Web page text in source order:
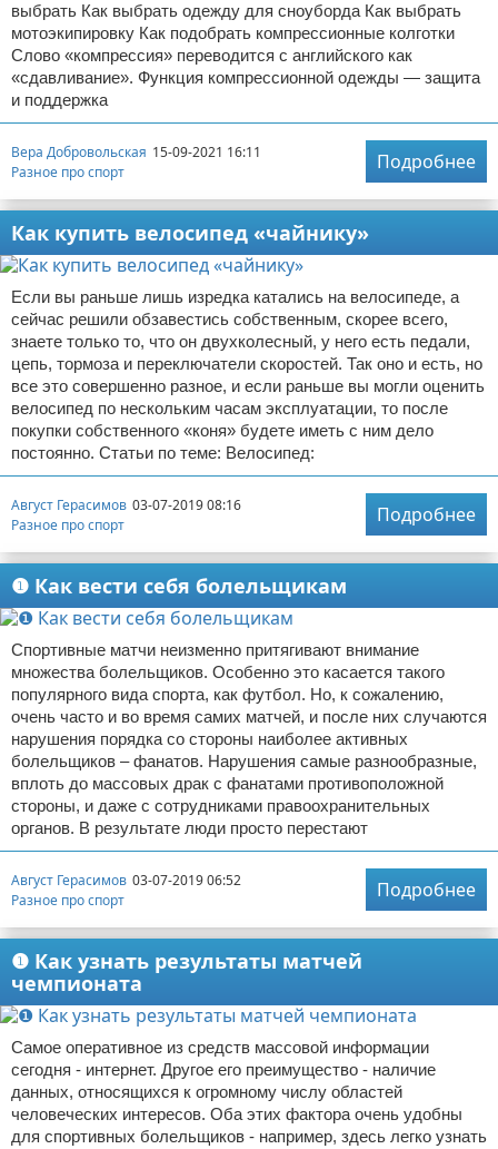
выбрать Как выбрать одежду для сноуборда Как выбрать
мотоэкипировку Как подобрать компрессионные колготки
Слово «компрессия» переводится с английского как
«сдавливание». Функция компрессионной одежды — защита
и поддержка
Вера Добровольская 15-09-2021 16:11
Разное про спорт
Подробнее
Как купить велосипед «чайнику»
Если вы раньше лишь изредка катались на велосипеде, а
сейчас решили обзавестись собственным, скорее всего,
знаете только то, что он двухколесный, у него есть педали,
цепь, тормоза и переключатели скоростей. Так оно и есть, но
все это совершенно разное, и если раньше вы могли оценить
велосипед по нескольким часам эксплуатации, то после
покупки собственного «коня» будете иметь с ним дело
постоянно. Статьи по теме: Велосипед:
Август Герасимов 03-07-2019 08:16
Разное про спорт
Подробнее
❶ Как вести себя болельщикам
Спортивные матчи неизменно притягивают внимание
множества болельщиков. Особенно это касается такого
популярного вида спорта, как футбол. Но, к сожалению,
очень часто и во время самих матчей, и после них случаются
нарушения порядка со стороны наиболее активных
болельщиков – фанатов. Нарушения самые разнообразные,
вплоть до массовых драк с фанатами противоположной
стороны, и даже с сотрудниками правоохранительных
органов. В результате люди просто перестают
Август Герасимов 03-07-2019 06:52
Разное про спорт
Подробнее
❶ Как узнать результаты матчей
чемпионата
Самое оперативное из средств массовой информации
сегодня - интернет. Другое его преимущество - наличие
данных, относящихся к огромному числу областей
человеческих интересов. Оба этих фактора очень удобны
для спортивных болельщиков - например, здесь легко узнать